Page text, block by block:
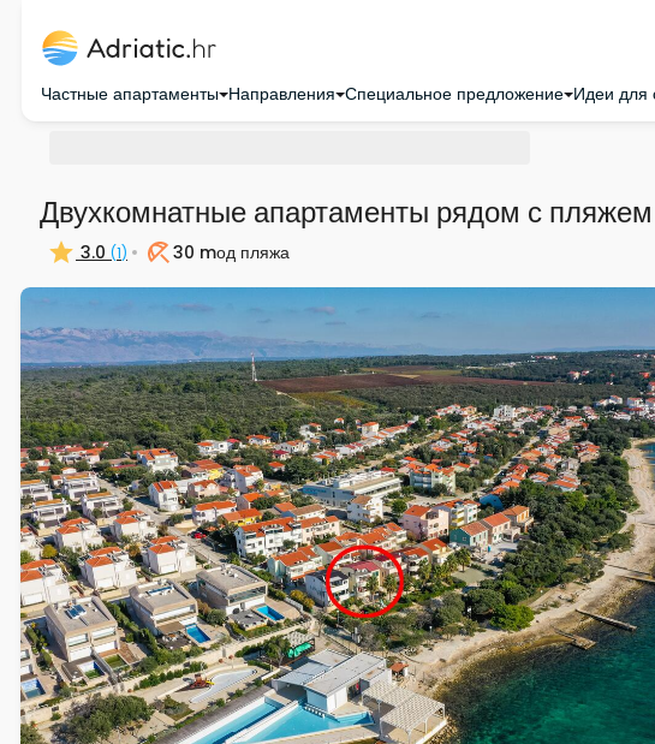
Частные апартаменты Направления Специальное предложение Идеи для
Двухкомнатные апартаменты рядом с
3.0 (1) Пляж30 mод пляжа